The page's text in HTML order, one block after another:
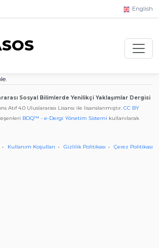
English
Sosyal Bilimlerde Yenilikçi Yaklaşımlar Dergisi
Atıf 4.0 Uluslararası Lisansı ile lisanslanmıştır. CC BY
BOQ™ - e-Dergi Yönetim Sistemi kullanılarak
Kullanım Koşulları Gizlilik Politikası Çerez Politikası